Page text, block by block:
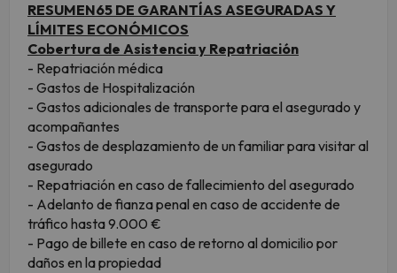
RESUMEN65 DE GARANTÍAS ASEGURADAS Y
LÍMITES ECONÓMICOS
Cobertura de Asistencia y Repatriación
- Repatriación médica
- Gastos de Hospitalización
- Gastos adicionales de transporte para el asegurado y
acompañantes
- Gastos de desplazamiento de un familiar para visitar al
asegurado
- Repatriación en caso de fallecimiento del asegurado
- Adelanto de fianza penal en caso de accidente de
tráfico hasta 9.000 €
- Pago de billete en caso de retorno al domicilio por
daños en la propiedad